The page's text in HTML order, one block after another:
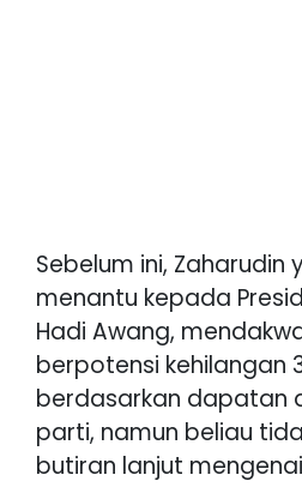
Sebelum ini, Zaharudin
menantu kepada
Hadi Awang,
berpotensi kehilangan
berdasarkan dapatan
parti, namun beliau
butiran lanjut